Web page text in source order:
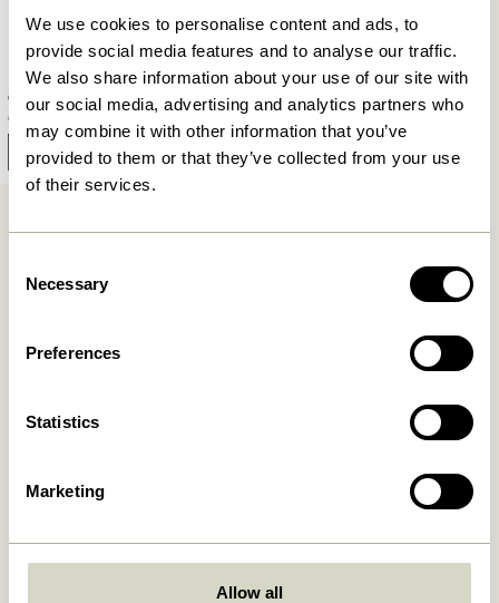
We use cookies to personalise content and ads, to
provide social media features and to analyse our traffic.
We also share information about your use of our site with
our social media, advertising and analytics partners who
may combine it with other information that you’ve
provided to them or that they’ve collected from your use
of their services.
Selection
Necessary
Preferences
Statistics
Marketing
Allow all
Origami Bogstøtte Orange
669,00kr.
Tilføj til kurv
Fri fragt ved køb over
30 dages returret